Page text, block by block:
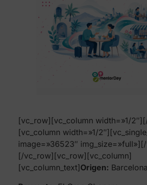
[vc_row][vc_column width=»1/
[vc_column width=»1/
image=»36523″
[/vc_row][vc_row][vc_column]
[vc_column_text]Origen: Barcelona